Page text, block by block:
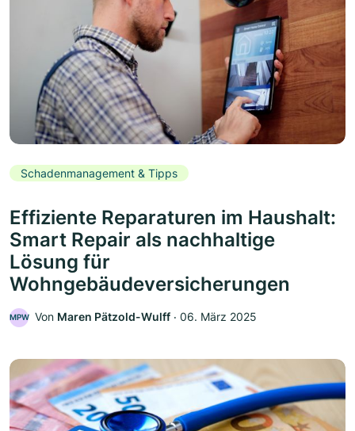
Schadenmanagement & Tipps
Effiziente Reparaturen im Haushalt:
Smart Repair als nachhaltige
Lösung für
Wohngebäudeversicherungen
MPW Von Maren Pätzold-Wulff ‧ 06. März 2025